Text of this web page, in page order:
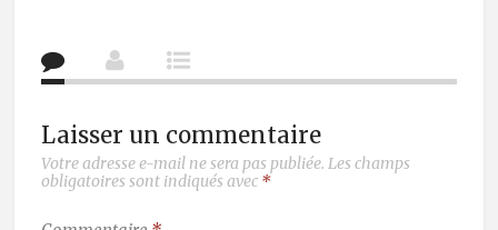
Laisser un commentaire
Votre adresse e-mail ne sera pas publiée. Les champs
obligatoires sont indiqués avec *